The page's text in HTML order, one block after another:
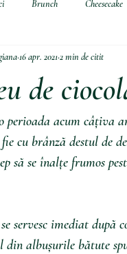
Brunch Cheesecake
Pasta Aperitive
de
16 apr. 20212 min de citit
perioada acum câțiva
cu brânză destul de
să se înalțe frumos
servesc imediat după
din albușurile bătute